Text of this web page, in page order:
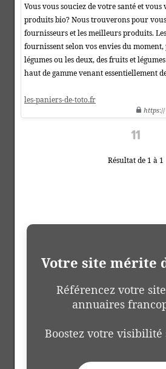
Vous vous souciez de votre santé et
produits bio? Nous trouverons pour
fournisseurs et les meilleurs produits.
fournissent selon vos envies du
légumes ou les deux, des fruits et
haut de gamme venant essentiellement
les-paniers-de-toto.fr
https
Résultat de 1 à 1
Votre site mérite
Référencez votre
annuaires
Boostez votre visibilité